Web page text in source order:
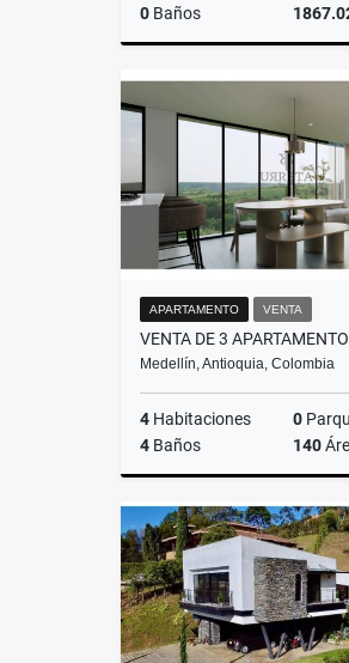
0 Baños
APARTAMENTO VENTA
Medellín, Antioquia, Colombia
4 Habitaciones 0
4 Baños 140